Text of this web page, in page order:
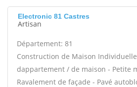
Electronic 81 Castres
Artisan
Département: 81
Construction de Maison
dappartement / de maison - Petite
Ravalement de façade - Pavé